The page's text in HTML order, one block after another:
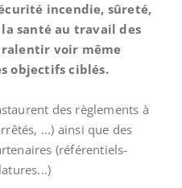
incendie, sûreté,
santé au travail des
voir même
objectifs ciblés.
des règlements à
...) ainsi que des
(référentiels-